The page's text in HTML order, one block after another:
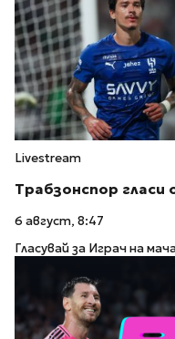
Livestream
Трабзонспор
6 август, 8:47
Гласувай за Играч на